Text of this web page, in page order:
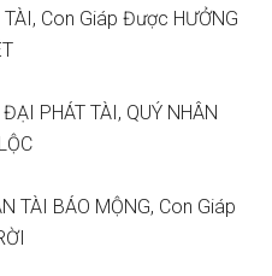
Con Giáp Được HƯỞNG
PHÁT TÀI, QUÝ NHÂN
TÀI BÁO MỘNG, Con Giáp